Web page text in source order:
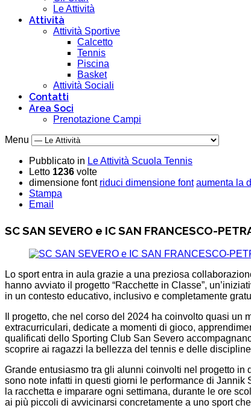
Le Attività
Attività
Attività Sportive
Calcetto
Tennis
Piscina
Basket
Attività Sociali
Contatti
Area Soci
Prenotazione Campi
Menu
Pubblicato in Le Attività Scuola Tennis
Letto 1236 volte
dimensione font riduci dimensione font aumenta la
Stampa
Email
SC SAN SEVERO e IC SAN FRANCESCO-
Lo sport entra in aula grazie a una preziosa
hanno avviato il progetto “Racchette in Classe”,
in un contesto educativo, inclusivo e completamente
Il progetto, che nel corso del 2024 ha coinvolto quasi
extracurriculari, dedicate a momenti di gioco,
qualificati dello Sporting Club San Severo
scoprire ai ragazzi la bellezza del tennis e delle
Grande entusiasmo tra gli alunni coinvolti nel progetto
sono note infatti in questi giorni le performance di
la racchetta e imparare ogni settimana, durante le ore
ai più piccoli di avvicinarsi concretamente a uno sport